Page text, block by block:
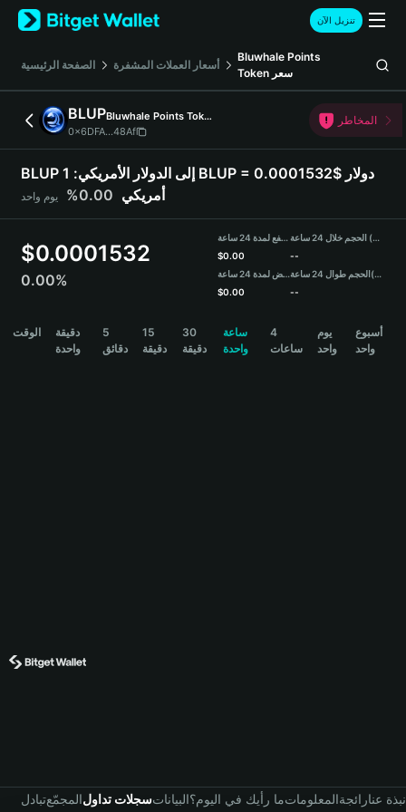
English
日本語
Русский
Español (Latinoamérica)
Türkçe
Deutsch
简体中文
Português (Portugal)
Bahasa Indonesia
বাংলা
تنزيل الآن
الصفحة الرئيسية أسعار العملات المشفرة
Bluwhale Points
Token سعر
BLUP
Bluwhale Points Token
0x6DFA...48Af
المخاطر
BLUP إلى الدولار الأمريكي: 1 BLUP = 0.0001532$ دولار
أمريكي 0.00% يوم واحد
$0.0001532
0.00%
مرتفع لمدة 24 ساعة
$0.00
منخفض لمدة 24 ساعة
$0.00
الحجم خلال 24 ساعة (BLUP)
--
الحجم طوال 24 ساعة(USDT)
--
الوقت
دقيقة
واحدة
5
دقائق
15
دقيقة
30
دقيقة
ساعة
واحدة
4
ساعات
يوم
واحد
أسبوع
واحد
تبادلالمجمّعسجلات تداولالبياناتما رأيك في اليوم؟المعلوماترائجةنبذة عنا